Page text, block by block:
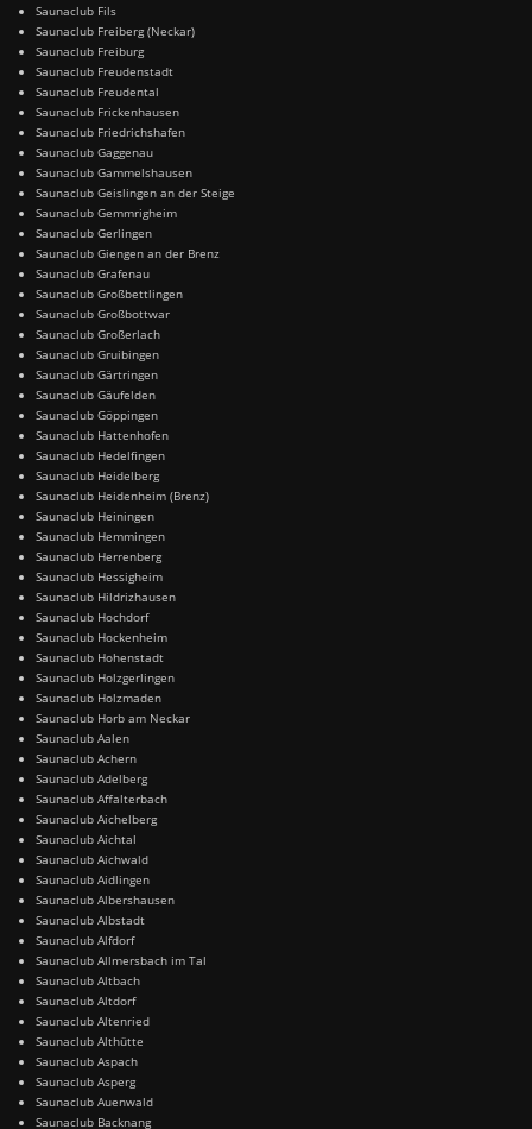
Saunaclub Fils
Saunaclub Freiberg (Neckar)
Saunaclub Freiburg
Saunaclub Freudenstadt
Saunaclub Freudental
Saunaclub Frickenhausen
Saunaclub Friedrichshafen
Saunaclub Gaggenau
Saunaclub Gammelshausen
Saunaclub Geislingen an der Steige
Saunaclub Gemmrigheim
Saunaclub Gerlingen
Saunaclub Giengen an der Brenz
Saunaclub Grafenau
Saunaclub Großbettlingen
Saunaclub Großbottwar
Saunaclub Großerlach
Saunaclub Gruibingen
Saunaclub Gärtringen
Saunaclub Gäufelden
Saunaclub Göppingen
Saunaclub Hattenhofen
Saunaclub Hedelfingen
Saunaclub Heidelberg
Saunaclub Heidenheim (Brenz)
Saunaclub Heiningen
Saunaclub Hemmingen
Saunaclub Herrenberg
Saunaclub Hessigheim
Saunaclub Hildrizhausen
Saunaclub Hochdorf
Saunaclub Hockenheim
Saunaclub Hohenstadt
Saunaclub Holzgerlingen
Saunaclub Holzmaden
Saunaclub Horb am Neckar
Saunaclub Aalen
Saunaclub Achern
Saunaclub Adelberg
Saunaclub Affalterbach
Saunaclub Aichelberg
Saunaclub Aichtal
Saunaclub Aichwald
Saunaclub Aidlingen
Saunaclub Albershausen
Saunaclub Albstadt
Saunaclub Alfdorf
Saunaclub Allmersbach im Tal
Saunaclub Altbach
Saunaclub Altdorf
Saunaclub Altenried
Saunaclub Althütte
Saunaclub Aspach
Saunaclub Asperg
Saunaclub Auenwald
Saunaclub Backnang